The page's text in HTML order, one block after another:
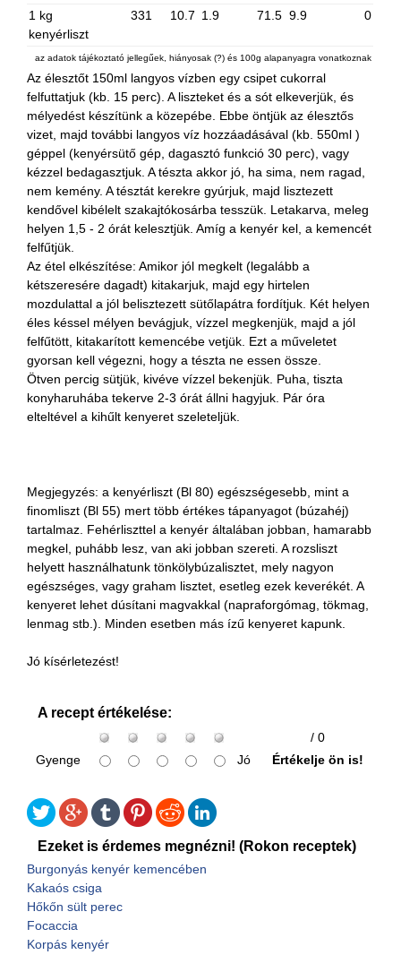
1 kg
kenyérliszt
331 10.7 1.9 71.5 9.9 0
az adatok tájékoztató jellegűek, hiányosak (?) és 100g alapanyagra vonatkoznak
Az élesztőt 150ml langyos vízben egy csipet cukorral
felfuttatjuk (kb. 15 perc). A liszteket és a sót elkeverjük, és
mélyedést készítünk a közepébe. Ebbe öntjük az élesztős
vizet, majd további langyos víz hozzáadásával (kb. 550ml )
géppel (kenyérsütő gép, dagasztó funkció 30 perc), vagy
kézzel bedagasztjuk. A tészta akkor jó, ha sima, nem ragad,
nem kemény. A tésztát kerekre gyúrjuk, majd lisztezett
kendővel kibélelt szakajtókosárba tesszük. Letakarva, meleg
helyen 1,5 - 2 órát kelesztjük. Amíg a kenyér kel, a kemencét
felfűtjük.
Az étel elkészítése: Amikor jól megkelt (legalább a
kétszeresére dagadt) kitakarjuk, majd egy hirtelen
mozdulattal a jól belisztezett sütőlapátra fordítjuk. Két helyen
éles késsel mélyen bevágjuk, vízzel megkenjük, majd a jól
felfűtött, kitakarított kemencébe vetjük. Ezt a műveletet
gyorsan kell végezni, hogy a tészta ne essen össze.
Ötven percig sütjük, kivéve vízzel bekenjük. Puha, tiszta
konyharuhába tekerve 2-3 órát állni hagyjuk. Pár óra
elteltével a kihűlt kenyeret szeleteljük.
Megjegyzés: a kenyérliszt (Bl 80) egészségesebb, mint a
finomliszt (Bl 55) mert több értékes tápanyagot (búzahéj)
tartalmaz. Fehérliszttel a kenyér általában jobban, hamarabb
megkel, puhább lesz, van aki jobban szereti. A rozsliszt
helyett használhatunk tönkölybúzalisztet, mely nagyon
egészséges, vagy graham lisztet, esetleg ezek keverékét. A
kenyeret lehet dúsítani magvakkal (napraforgómag, tökmag,
lenmag stb.). Minden esetben más ízű kenyeret kapunk.
Jó kísérletezést!
A recept értékelése:
/ 0
Gyenge
Jó Értékelje ön is!
Ezeket is érdemes megnézni! (Rokon receptek)
Burgonyás kenyér kemencében
Kakaós csiga
Hőkőn sült perec
Focaccia
Korpás kenyér